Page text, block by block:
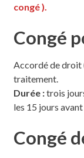
congé ).
Congé
Accordé de droit
traitement.
Durée :trois
les 15 jours
Congé